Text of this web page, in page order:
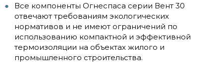
Все компоненты Огнеспаса серии Вент 30
отвечают требованиям экологических
нормативов и не имеют ограничений по
использованию компактной и эффективной
термоизоляции на объектах жилого и
промышленного строительства.